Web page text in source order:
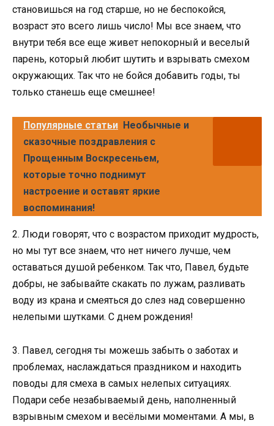
становишься на год старше, но не беспокойся,
возраст это всего лишь число! Мы все знаем, что
внутри тебя все еще живет непокорный и веселый
парень, который любит шутить и взрывать смехом
окружающих. Так что не бойся добавить годы, ты
только станешь еще смешнее!
Популярные статьи Необычные и
сказочные поздравления с
Прощенным Воскресеньем,
которые точно поднимут
настроение и оставят яркие
воспоминания!
2. Люди говорят, что с возрастом приходит мудрость,
но мы тут все знаем, что нет ничего лучше, чем
оставаться душой ребенком. Так что, Павел, будьте
добры, не забывайте скакать по лужам, разливать
воду из крана и смеяться до слез над совершенно
нелепыми шутками. С днем рождения!
3. Павел, сегодня ты можешь забыть о заботах и
проблемах, наслаждаться праздником и находить
поводы для смеха в самых нелепых ситуациях.
Подари себе незабываемый день, наполненный
взрывным смехом и весёлыми моментами. А мы, в